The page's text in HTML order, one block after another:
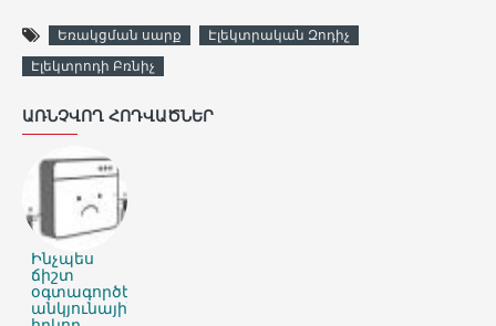
Եռակցման սարք
Էլեկտրական Զոդիչ
Էլեկտրոդի Բռնիչ
ԱՌՆՉՎՈՂ ՀՈԴՎԱԾՆԵՐ
Ինչպես
ճիշտ
օգտագործել
անկյունային